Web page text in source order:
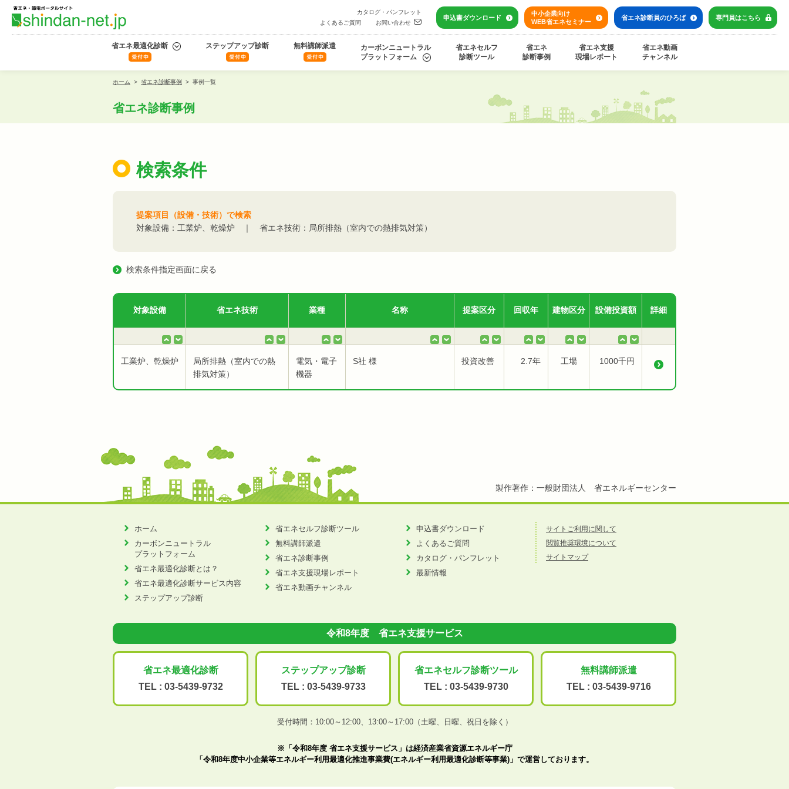
カタログ・パンフレット
よくあるご質問
お問い合わせ
申込書ダウンロード
中小企業向け
WEB省エネセミナー
省エネ診断員のひろば 専門員はこちら
省エネ最適化診断 ステップアップ診断 無料講師派遣
カーボンニュートラル
プラットフォーム
省エネセルフ
診断ツール
省エネ
診断事例
省エネ支援
現場レポート
省エネ動画
チャンネル
ホーム > 省エネ診断事例 > 事例一覧
省エネ診断事例
検索条件
提案項目（設備・技術）で検索
対象設備：工業炉、乾燥炉 ｜ 省エネ技術：局所排熱（室内での熱排気対策）
検索条件指定画面に戻る
対象設備 省エネ技術 業種 名称 提案区分 回収年 建物区分 設備投資額 詳細
工業炉、乾燥炉
局所排熱（室内での熱
排気対策）
電気・電子
機器
S社 様 投資改善 2.7年 工場 1000千円
製作著作：一般財団法人 省エネルギーセンター
ホーム
カーボンニュートラル
プラットフォーム
省エネ最適化診断とは？
省エネ最適化診断サービス内容
ステップアップ診断
省エネセルフ診断ツール
無料講師派遣
省エネ診断事例
省エネ支援現場レポート
省エネ動画チャンネル
申込書ダウンロード
よくあるご質問
カタログ・パンフレット
最新情報
サイトご利用に関して
閲覧推奨環境について
サイトマップ
令和8年度 省エネ支援サービス
省エネ最適化診断
TEL : 03-5439-9732
ステップアップ診断
TEL : 03-5439-9733
省エネセルフ診断ツール
TEL : 03-5439-9730
無料講師派遣
TEL : 03-5439-9716
受付時間：10:00～12:00、 13:00～17:00（土曜、日曜、祝日を除く）
※「令和8年度 省エネ支援サービス」は経済産業省資源エネルギー庁
「令和8年度中小企業等エネルギー利用最適化推進事業費(エネルギー利用最適化診断等事業)」で運営しております。